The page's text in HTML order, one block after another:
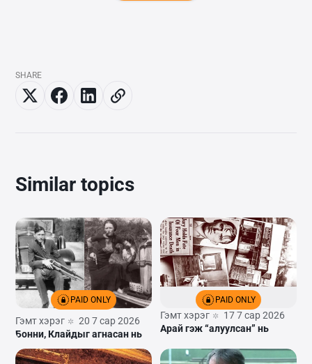
SHARE
Similar topics
PAID ONLY
Гэмт хэрэг
20 7 сар 2026
Бонни, Клайдыг агнасан нь
PAID ONLY
Гэмт хэрэг
17 7 сар 2026
Арай гэж “алуулсан” нь